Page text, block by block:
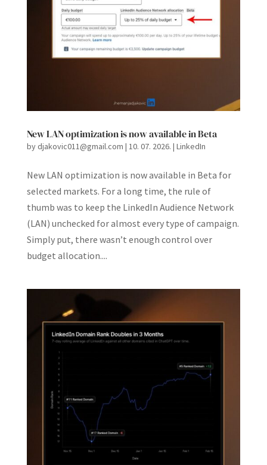
New LAN optimization is now available in Beta
bydjakovic011@gmail.com | 10. 07. 2026. | LinkedIn
New LAN optimization is now available in Beta for
selected markets. For a long time, the rule of
thumb was to keep the LinkedIn Audience Network
(LAN) unchecked for almost every type of campaign.
Simply put, there wasn’t enough control over
budget allocation....